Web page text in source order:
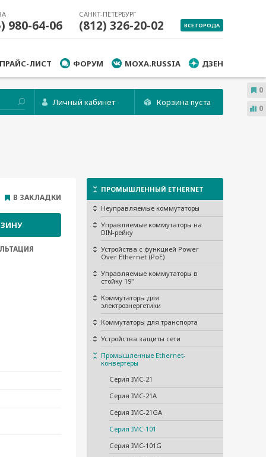
980-64-06
САНКТ-ПЕТЕРБУРГ
(812) 326-20-02 ВСЕ ГОРОДА
ПРАЙС-ЛИСТ
ФОРУМ MOXA.RUSSIA ДЗЕН
Личный кабинет Корзина пуста
ПРОМЫШЛЕННЫЙ ETHERNET
Неуправляемые коммутаторы
Управляемые коммутаторы на
DIN-рейку
Устройства с функцией Power
Over Ethernet (PoE)
Управляемые коммутаторы в
стойку 19"
Коммутаторы для
электроэнергетики
Коммутаторы для транспорта
Устройства защиты сети
Промышленные Ethernet-
конвертеры
Серия IMC-21
Серия IMC-21A
Серия IMC-21GA
Серия IMC-101
Серия IMC-101G
В ЗАКЛАДКИ
0
0